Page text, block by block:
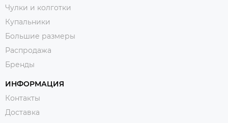
Чулки и колготки
Купальники
Большие размеры
Распродажа
Бренды
ИНФОРМАЦИЯ
Контакты
Доставка